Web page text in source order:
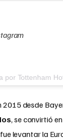
por Tottenham
desde
, se convirtió
levantar la